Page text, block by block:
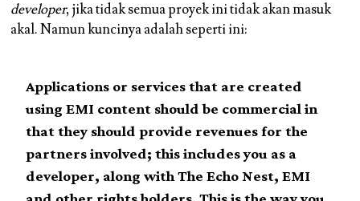
developer, jika tidak semua proyek ini tidak akan masuk
akal. Namun kuncinya adalah seperti ini:
Applications or services that are created
using EMI content should be commercial in
that they should provide revenues for the
partners involved; this includes you as a
developer, along with The Echo Nest, EMI